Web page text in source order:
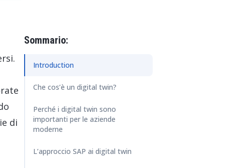
di
Sommario:
Introduction
Che cos’è un digital twin?
Perché i digital twin sono
importanti per le aziende
moderne
L’approccio SAP ai digital twin